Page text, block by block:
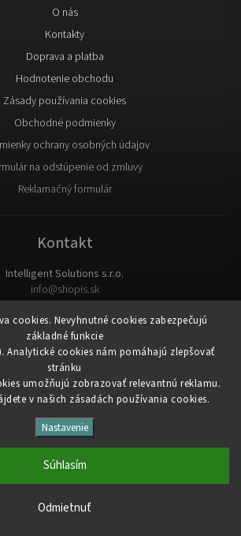
cookies. Nevyhnutné cookies zabezpečujú
základné funkcie
Analytické cookies nám pomáhajú zlepšovať
stránku
umožňujú zobrazovať relevantnú reklamu.
v našich zásadách používania cookies.
Nastavenie
Odmietnuť
Súhlasím
O nás
Kontakty
Doprava a platba
Hodnotenie obchodu
Zásady používania cookies
Obchodné podmienky
ochrany osobných údajov
na odstúpenie od zmluvy
Reklamačný formulár
Kontakt
Intelligent Solutions s.r.o.
info@shopis.sk
Ľudové námestie 26
831 03 Bratislava
podmienky|Ochrana osobných údajov
Intelligent Solutions s.r.o.
vyhradené.
Upraviť nastavenie cookies
| DesignShoptak.cz